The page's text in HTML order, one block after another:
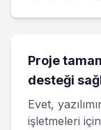
Proje
desteği
Evet,
işletmeleri